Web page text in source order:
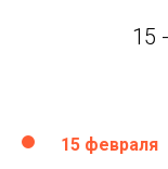
15
15 февраля